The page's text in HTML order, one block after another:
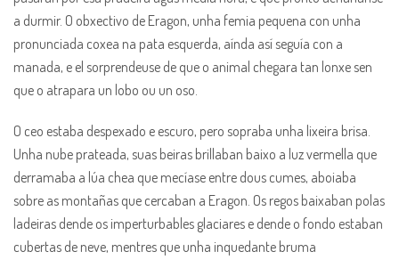
a durmir. O obxectivo de Eragon, unha femia pequena con unha
pronunciada coxea na pata esquerda, aínda así seguía con a
manada, e el sorprendeuse de que o animal chegara tan lonxe sen
que o atrapara un lobo ou un oso.
O ceo estaba despexado e escuro, pero sopraba unha lixeira brisa.
Unha nube prateada, suas beiras brillaban baixo a luz vermella que
derramaba a lúa chea que mecíase entre dous cumes, aboiaba
sobre as montañas que cercaban a Eragon. Os regos baixaban polas
ladeiras dende os imperturbables glaciares e dende o fondo estaban
cubertas de neve, mentres que unha inquedante bruma